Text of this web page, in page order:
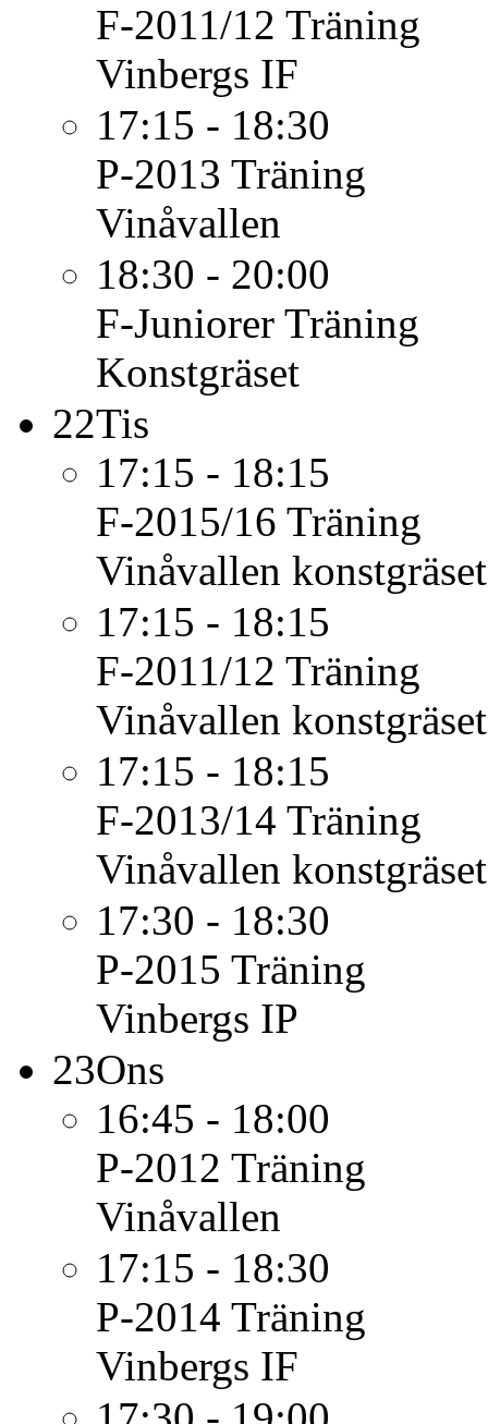
F-2011/12 Träning
Vinbergs IF
17:15 - 18:30
P-2013 Träning
Vinåvallen
18:30 - 20:00
F-Juniorer Träning
Konstgräset
22Tis
17:15 - 18:15
F-2015/16 Träning
Vinåvallen konstgräset
17:15 - 18:15
F-2011/12 Träning
Vinåvallen konstgräset
17:15 - 18:15
F-2013/14 Träning
Vinåvallen konstgräset
17:30 - 18:30
P-2015 Träning
Vinbergs IP
23Ons
16:45 - 18:00
P-2012 Träning
Vinåvallen
17:15 - 18:30
P-2014 Träning
Vinbergs IF